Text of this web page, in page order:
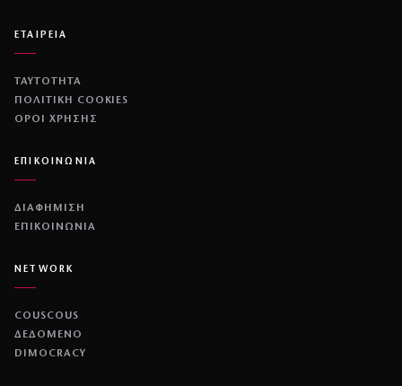
ΕΤΑΙΡΕΙΑ
ΤΑΥΤΟΤΗΤΑ
ΠΟΛΙΤΙΚΉ COOKIES
ΌΡΟΙ ΧΡΉΣΗΣ
ΕΠΙΚΟΙΝΩΝΙΑ
ΔΙΑΦΗΜΙΣΗ
ΕΠΙΚΟΙΝΩΝΙΑ
NETWORK
COUSCOUS
ΔΕΔΟΜΕΝΟ
DIMOCRACY